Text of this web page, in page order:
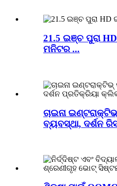
21.5 ଇଞ୍ଚ ପୁରା
ମନିଟର ...
ଚାଇନା
ବ୍ୟବସ୍ଥା, ଦର୍ଶନ